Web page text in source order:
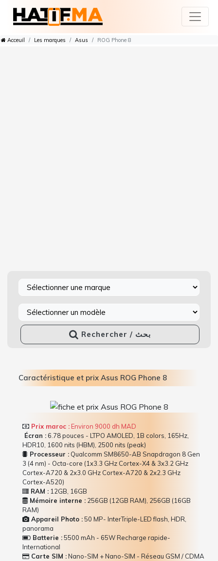
Acceuil Les marques Asus ROG Phone 8
Rechercher / بحث
Caractéristique et prix Asus ROG Phone 8
Prix maroc :Environ 9000 dh MAD
Écran :6.78 pouces - LTPO AMOLED, 1B colors, 165Hz,
HDR10, 1600 nits (HBM), 2500 nits (peak)
Processeur : Qualcomm SM8650-AB Snapdragon 8 Gen
3 (4 nm) - Octa-core (1x3.3 GHz Cortex-X4 & 3x3.2 GHz
Cortex-A720 & 2x3.0 GHz Cortex-A720 & 2x2.3 GHz
Cortex-A520)
RAM : 12GB, 16GB
Mémoire interne : 256GB (12GB RAM), 256GB (16GB
RAM)
Appareil Photo :50 MP- InterTriple-LED flash, HDR,
panorama
Batterie :5500 mAh - 65W Recharge rapide-
International
Carte SIM :Nano-SIM + Nano-SIM - Réseau GSM / CDMA